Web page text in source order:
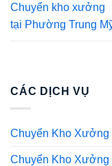
Chuyển kho xưởng
tại Phường Trung
CÁC DỊCH VỤ
Chuyển Kho Xưởng
Chuyển Kho Xưởng